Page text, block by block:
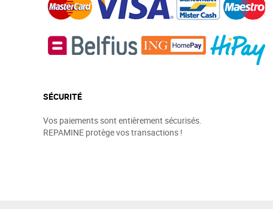
SÉCURITÉ
Vos paiements sont entièrement sécurisés.
REPAMINE protège vos transactions !